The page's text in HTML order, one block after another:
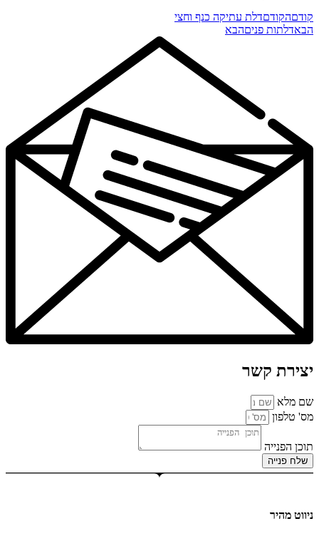
קודםהקודםדלת עתיקה כנף וחצי
הבאדלתות פניםהבא
יצירת קשר
שם מלא
מס' טלפון
תוכן הפנייה
שלח פנייה
ניווט מהיר